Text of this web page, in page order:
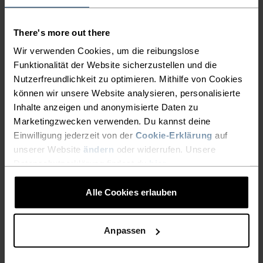
There's more out there
Wir verwenden Cookies, um die reibungslose
Funktionalität der Website sicherzustellen und die
Nutzerfreundlichkeit zu optimieren. Mithilfe von Cookies
können wir unsere Website analysieren, personalisierte
Inhalte anzeigen und anonymisierte Daten zu
Marketingzwecken verwenden. Du kannst deine
Einwilligung jederzeit von der Cookie-Erklärung auf
unserer Website ändern oder widerrufen. Unsere
Alle Cookies erlauben
Anpassen
Sportbekleidung und Funktionswäsche, die den
atmungsaktiv und ultraleicht für hohe
Temperaturen und intensives Training.
Wirksamer Feuchtigkeitstransport hält die Haut
kühl und trocken.
MINIMUM KOMFORTZONE MAXIMUM
30°
30°